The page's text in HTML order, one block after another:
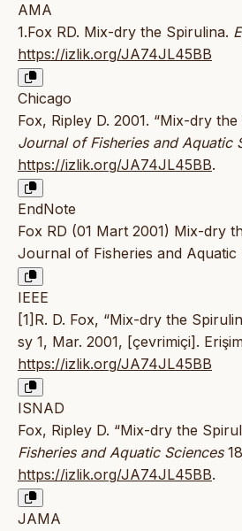
AMA
1.Fox RD. Mix-dry the Spirulina.
https://izlik.org/JA74JL45BB
Chicago
Fox, Ripley D. 2001. “Mix-dry the
Journal of Fisheries and Aquatic
https://izlik.org/JA74JL45BB.
EndNote
Fox RD (01 Mart 2001) Mix-dry
Journal of Fisheries and Aquatic
IEEE
[1]R. D. Fox, “Mix-dry the
sy 1, Mar. 2001, [çevrimiçi].
https://izlik.org/JA74JL45BB
ISNAD
Fox, Ripley D. “Mix-dry the
Fisheries and Aquatic Sciences
https://izlik.org/JA74JL45BB.
JAMA